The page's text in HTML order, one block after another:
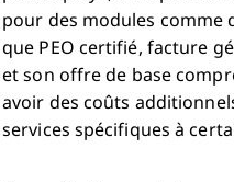
pour des modules comme
que PEO certifié, facture
et son offre de base
avoir des coûts
services spécifiques à